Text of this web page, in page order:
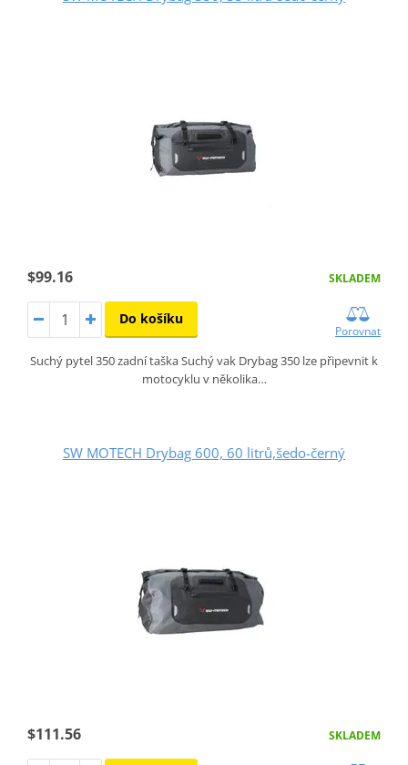
$99.16 SKLADEM
Do košíku
Porovnat
Suchý pytel 350 zadní taška Suchý vak Drybag 350 lze připevnit k
motocyklu v několika…
SW MOTECH Drybag 600, 60 litrů,šedo-černý
$111.56 SKLADEM